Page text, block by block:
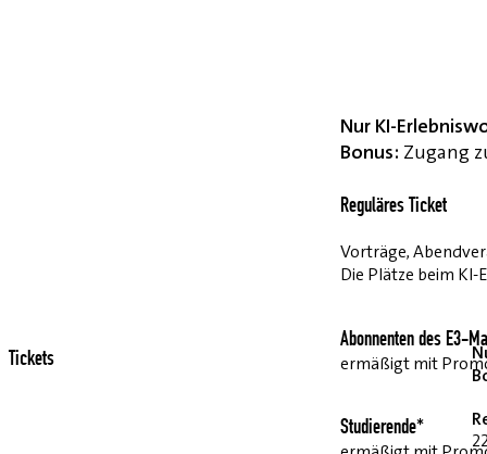
Nur KI-
Bonus: Zugang
Reguläres Ticket
Vorträge,
Die Plätze beim
Abonnenten des E3-
ermäßigt mit
Studierende*
Tickets